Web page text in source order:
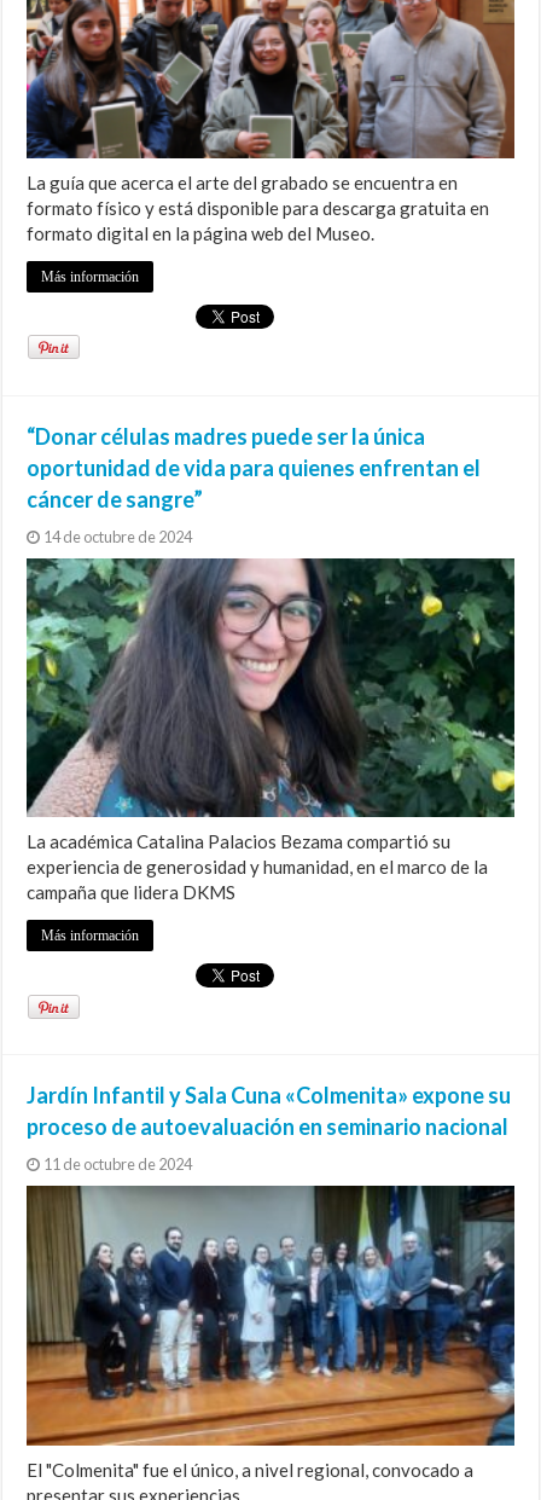
La guía que acerca el arte del grabado se encuentra en
formato físico y está disponible para descarga gratuita en
formato digital en la página web del Museo.
Más información
“Donar células madres puede ser la única
oportunidad de vida para quienes enfrentan el
cáncer de sangre”
14 de octubre de 2024
La académica Catalina Palacios Bezama compartió su
experiencia de generosidad y humanidad, en el marco de la
campaña que lidera DKMS
Más información
Jardín Infantil y Sala Cuna «Colmenita» expone su
proceso de autoevaluación en seminario nacional
11 de octubre de 2024
El "Colmenita" fue el único, a nivel regional, convocado a
presentar sus experiencias.